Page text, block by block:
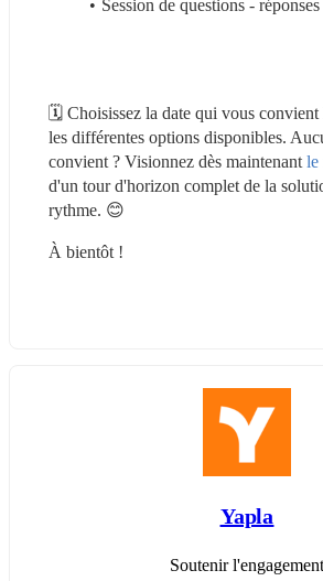
Session de questions - réponses
🗓 Choisissez la date qui vous
les différentes options disponibles.
convient ? Visionnez dès maintenant le
d'un tour d'horizon complet de la
rythme. 😊
À bientôt !
Yapla
Soutenir l'engagement